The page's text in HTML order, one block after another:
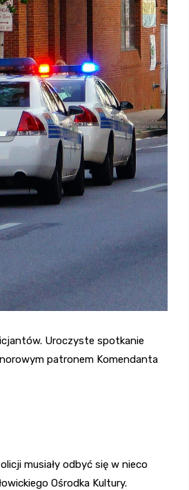
Kościół Najświętszego
Serca Pana Jezusa
Kaplica św. Jana
Chrzciciela
Promenada nad Przemszą
robotnicze Nikiszowiec w
Katowicach
Uroczyste spotkanie
patronem Komendanta
musiały odbyć się w nieco
Ośrodka Kultury.